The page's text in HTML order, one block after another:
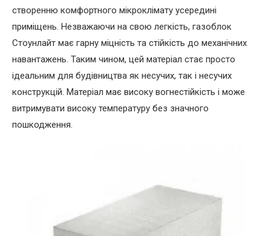
створенню комфортного мікроклімату усередині
приміщень. Незважаючи на свою легкість, газоблок
Стоунлайт має гарну міцність та стійкість до механічних
навантажень. Таким чином, цей матеріал стає просто
ідеальним для будівництва як несучих, так і несучих
конструкцій. Матеріал має високу вогнестійкість і може
витримувати високу температуру без значного
пошкодження.